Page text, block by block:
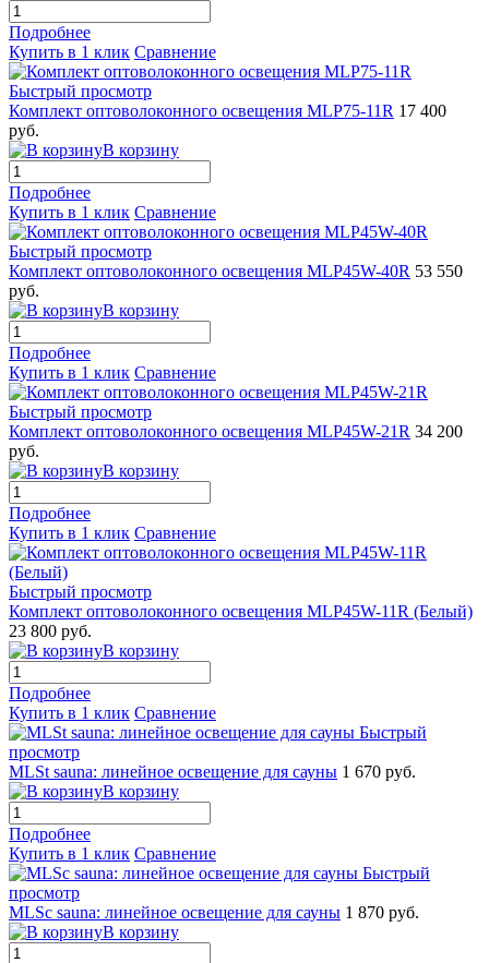
Подробнее
Купить в 1 клик Сравнение
Быстрый просмотр
Комплект оптоволоконного освещения MLP75-11R 17 400
руб.
В корзину
Подробнее
Купить в 1 клик Сравнение
Быстрый просмотр
Комплект оптоволоконного освещения MLP45W-40R 53 550
руб.
В корзину
Подробнее
Купить в 1 клик Сравнение
Быстрый просмотр
Комплект оптоволоконного освещения MLP45W-21R 34 200
руб.
В корзину
Подробнее
Купить в 1 клик Сравнение
Быстрый просмотр
Комплект оптоволоконного освещения MLP45W-11R (Белый)
23 800 руб.
В корзину
Подробнее
Купить в 1 клик Сравнение
Быстрый
просмотр
MLSt sauna: линейное освещение для сауны 1 670 руб.
В корзину
Подробнее
Купить в 1 клик Сравнение
Быстрый
просмотр
MLSc sauna: линейное освещение для сауны 1 870 руб.
В корзину